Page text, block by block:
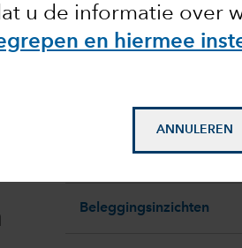
u de informatie over
en hiermee
ANNULEREN
Fund center
Beleggingsinzichten